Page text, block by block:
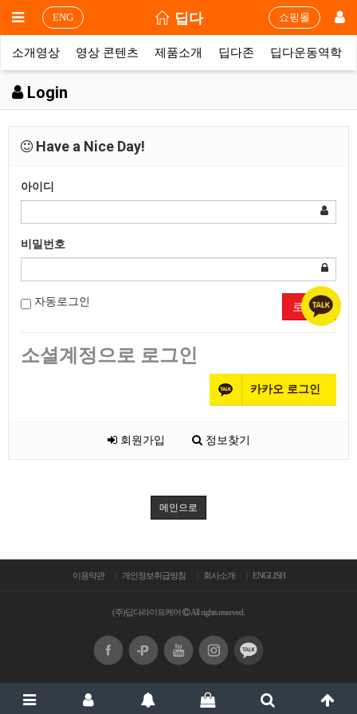
ENG 딥다 쇼핑몰
소개영상 영상 콘텐츠 제품소개 딥다존 딥다운동역학
Login
Have a Nice Day!
아이디
비밀번호
자동로그인 로그인
소셜계정으로 로그인
카카오 로그인
회원가입 정보찾기
메인으로
이용약관 개인정보취급방침 회사소개 ENGLISH
(주)딥다라이프케어 All rights reserved.